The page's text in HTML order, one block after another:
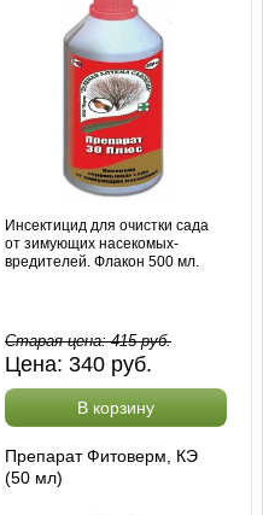
Инсектицид для очистки сада
от зимующих насекомых-
вредителей. Флакон 500 мл.
Старая цена:415руб.
Цена: 340 руб.
В корзину
Препарат Фитоверм, КЭ
(50 мл)